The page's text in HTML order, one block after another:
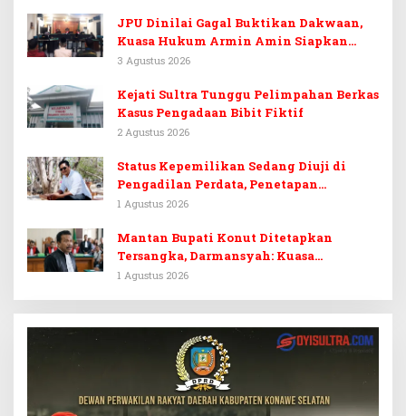
JPU Dinilai Gagal Buktikan Dakwaan,
Kuasa Hukum Armin Amin Siapkan
Pledoi dan Minta Putusan Bebas
3 Agustus 2026
Kejati Sultra Tunggu Pelimpahan Berkas
Kasus Pengadaan Bibit Fiktif
2 Agustus 2026
Status Kepemilikan Sedang Diuji di
Pengadilan Perdata, Penetapan
Tersangka Dr. Ruksamin Dinilai
1 Agustus 2026
Mantan Bupati Konut Ditetapkan
Tersangka, Darmansyah: Kuasa
Hukumnya Diduga Kebingungan
1 Agustus 2026